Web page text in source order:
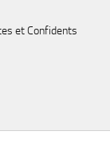
et Confidents